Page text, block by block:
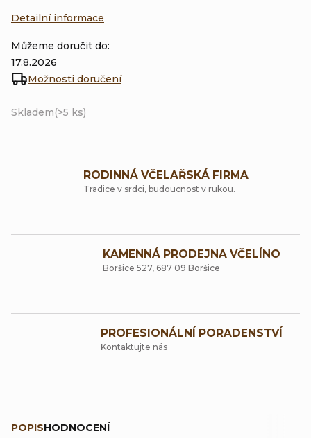
Skladem(>5 ks)
Můžeme doručit do:
17.8.2026
Možnosti doručení
Detailní informace
RODINNÁ VČELAŘSKÁ FIRMA
Tradice v srdci, budoucnost v rukou.
KAMENNÁ PRODEJNA VČELÍNO
Boršice 527, 687 09 Boršice
PROFESIONÁLNÍ PORADENSTVÍ
Kontaktujte nás
POPISHODNOCENÍ